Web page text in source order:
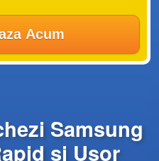
Acum
Samsung
si Usor